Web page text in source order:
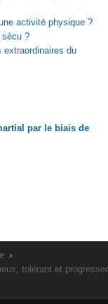
activité physique ?
sécu ?
extraordinaires du
par le biais de
tolérant et progresser